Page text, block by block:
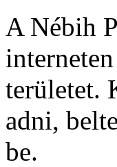
A Nébih
területet.
adni,
be.